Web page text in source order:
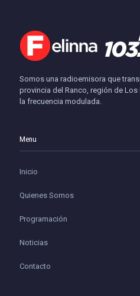
Somos una radioemisora que
provincia del Ranco, región de Los
la frecuencia modulada.
Menu
Inicio
Quienes Somos
Programación
Noticias
Contacto